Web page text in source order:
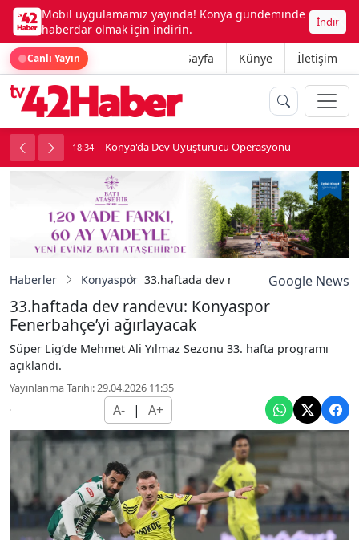
Mobil uygulamamız yayında! Konya gündeminde
haberdar olmak için indirin.
İndir
Canlı Yayın Ana Sayfa Künye İletişim
18:34 Konya'da Dev Uyuşturucu Operasyonu
Haberler Konyaspor 33.haftada dev randevu: Konyaspor
Google News
33.haftada dev randevu: Konyaspor
Fenerbahçe’yi ağırlayacak
Süper Lig’de Mehmet Ali Yılmaz Sezonu 33. hafta programı
açıklandı.
Yayınlanma Tarihi: 29.04.2026 11:35
A- | A+